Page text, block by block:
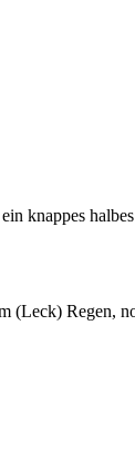
knappes
(Leck) Regen,